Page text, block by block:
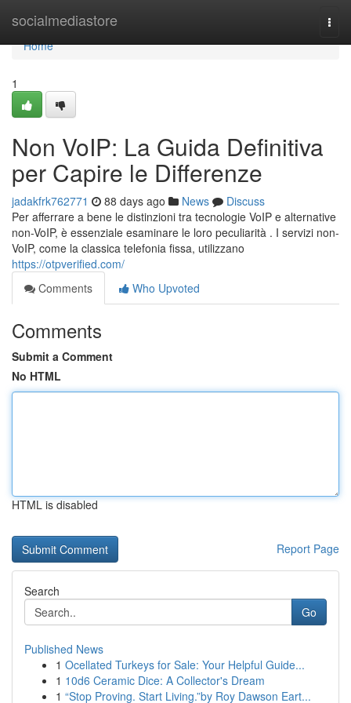
socialmediastore
Home
Home
1
Non VoIP: La Guida Definitiva
per Capire le Differenze
jadakfrk762771 88 days ago News
Discuss
Per afferrare a bene le distinzioni tra tecnologie VoIP e alternative
non-VoIP, è essenziale esaminare le loro peculiarità . I servizi non-
VoIP, come la classica telefonia fissa, utilizzano
https://otpverified.com/
Comments
Who Upvoted
Comments
Submit a Comment
No HTML
HTML is disabled
Report Page
Search
Go
Published News
1 Ocellated Turkeys for Sale: Your Helpful Guide...
1 10d6 Ceramic Dice: A Collector's Dream
1 “Stop Proving. Start Living.”by Roy Dawson Eart...